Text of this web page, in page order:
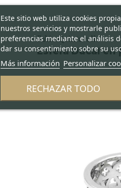
Fabio Quintavalle
Esfera Ducal en
Este sitio web utiliza cookies
nuestros servicios y mostrarle
preferencias mediante el análisis
dar su consentimiento sobre su
Más información Personalizar
RECHAZAR TODO